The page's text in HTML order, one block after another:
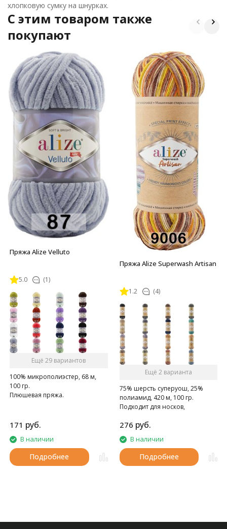
хлопковую сумку на шнурках.
C этим товаром также
покупают
Пряжа Alize Velluto
5.0 (1)
Ещё 29 вариантов
100% микрополиэстер, 68 м,
100 гр.
Плюшевая пряжа.
171 руб.
В наличии
Подробнее
Пряжа Alize Superwash Artisan
1.2 (4)
Ещё 2 варианта
75% шерсть суперуош, 25%
полиамид, 420 м, 100 гр.
Подходит для носков,
шапок и т.д.
276 руб.
В наличии
Подробнее